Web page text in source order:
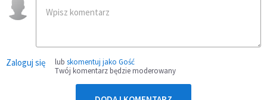
Zaloguj się lub skomentuj jako Gość
Twój komentarz będzie moderowany